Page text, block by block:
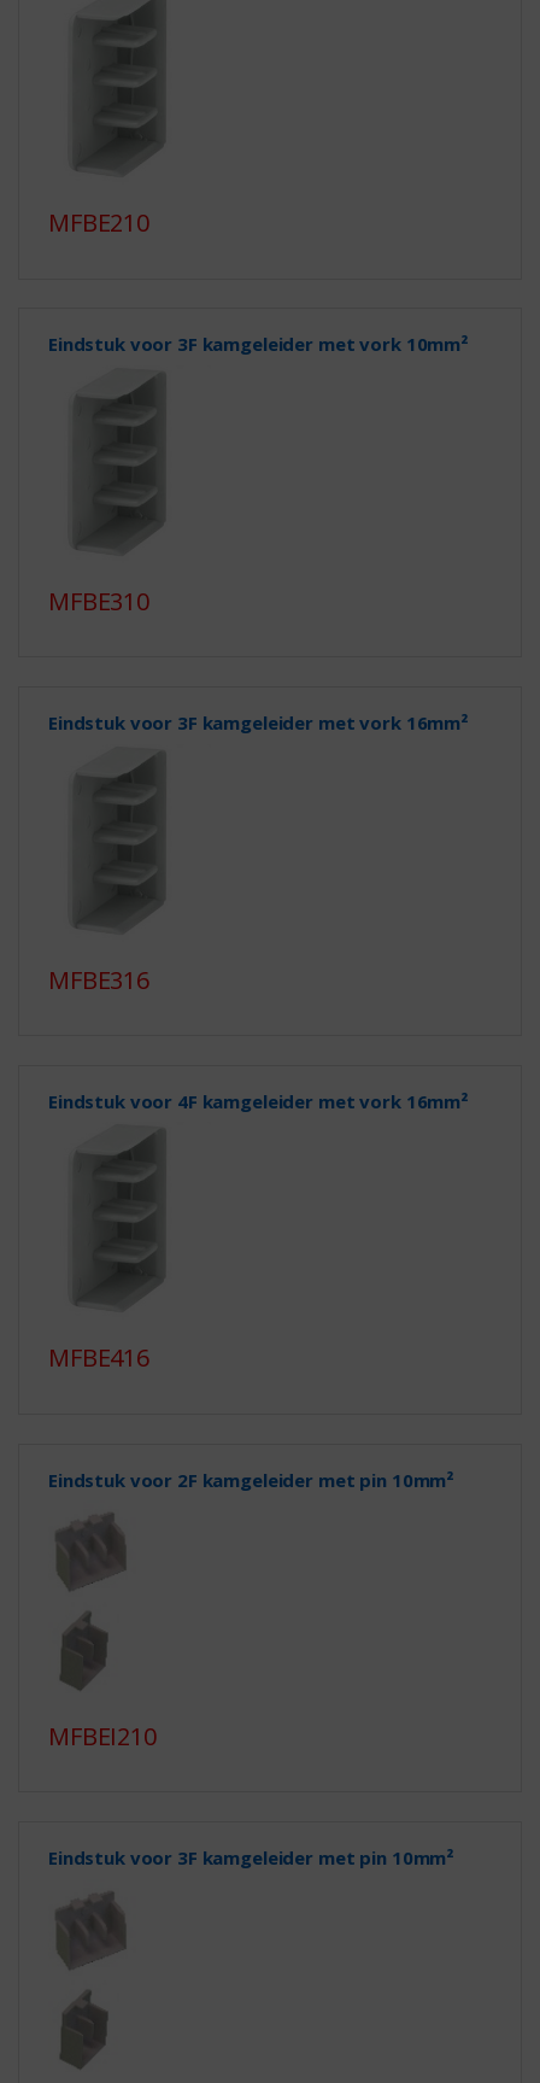
MFBE210
Eindstuk voor 3F kamgeleider met vork 10mm²
MFBE310
Eindstuk voor 3F kamgeleider met vork 16mm²
MFBE316
Eindstuk voor 4F kamgeleider met vork 16mm²
MFBE416
Eindstuk voor 2F kamgeleider met pin 10mm²
MFBEI210
Eindstuk voor 3F kamgeleider met pin 10mm²